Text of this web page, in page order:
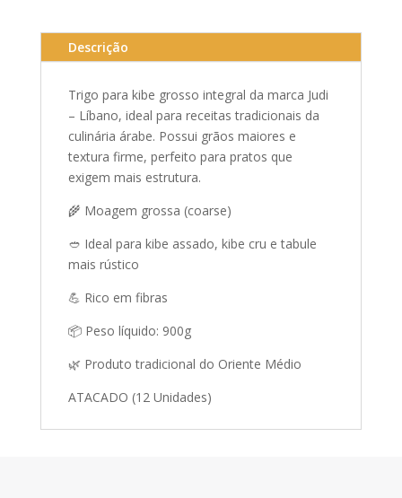
Unidades)
quantidade
Descrição
Trigo para kibe grosso integral da marca Judi
– Líbano, ideal para receitas tradicionais da
culinária árabe. Possui grãos maiores e
textura firme, perfeito para pratos que
exigem mais estrutura.
🌾 Moagem grossa (coarse)
🥙 Ideal para kibe assado, kibe cru e tabule
mais rústico
💪 Rico em fibras
📦 Peso líquido: 900g
🌿 Produto tradicional do Oriente Médio
ATACADO (12 Unidades)